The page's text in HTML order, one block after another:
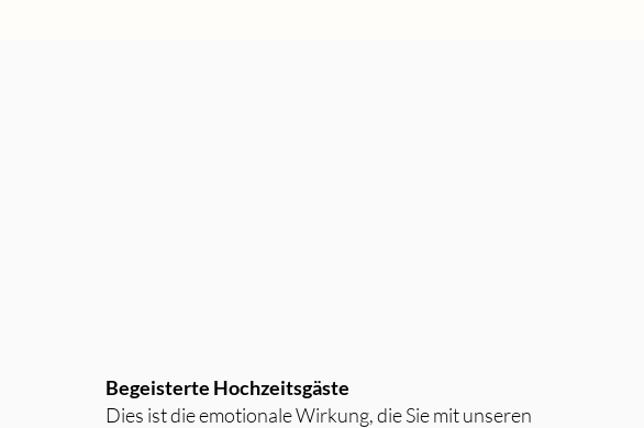
Begeisterte Hochzeitsgäste
Dies ist die emotionale Wirkung, die Sie mit unseren